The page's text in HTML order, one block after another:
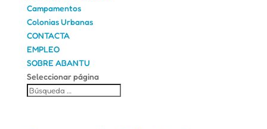
Campamentos
Colonias Urbanas
CONTACTA
EMPLEO
SOBRE ABANTU
Seleccionar página